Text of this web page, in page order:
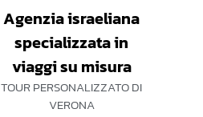
Agenzia israeliana
specializzata in
viaggi su misura
TOUR PERSONALIZZATO DI
VERONA